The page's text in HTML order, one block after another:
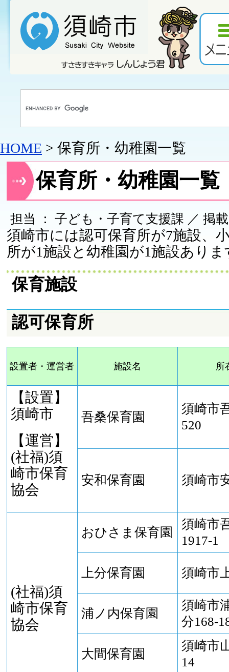
HOME > 保育所・幼稚園一覧
保育所・幼稚園一覧
担当 ： 子ども・子育て支援課 ／ 掲
須崎市には認可保育所が7施設、
所が1施設と幼稚園が1施設ありま
保育施設
認可保育所
設置者・運営者 施設名 所
【設置】
須崎市
【運営】
(社福)須
崎市保育
協会
吾桑保育園
須崎市
520
安和保育園 須崎市
(社福)須
崎市保育
協会
おひさま保育園
須崎市
1917-1
上分保育園 須崎市
浦ノ内保育園
須崎市
分168-
大間保育園
須崎市
14